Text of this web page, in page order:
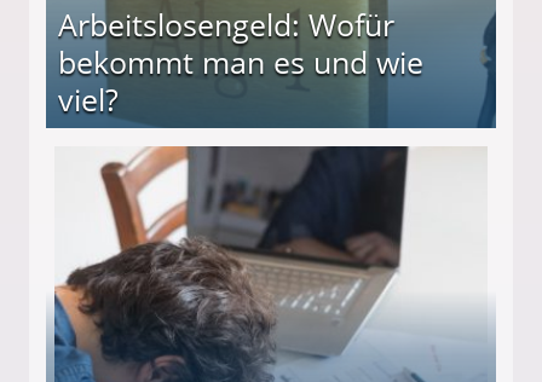
Arbeitslosengeld: Wofür
bekommt man es und wie
viel?
und wie viel?